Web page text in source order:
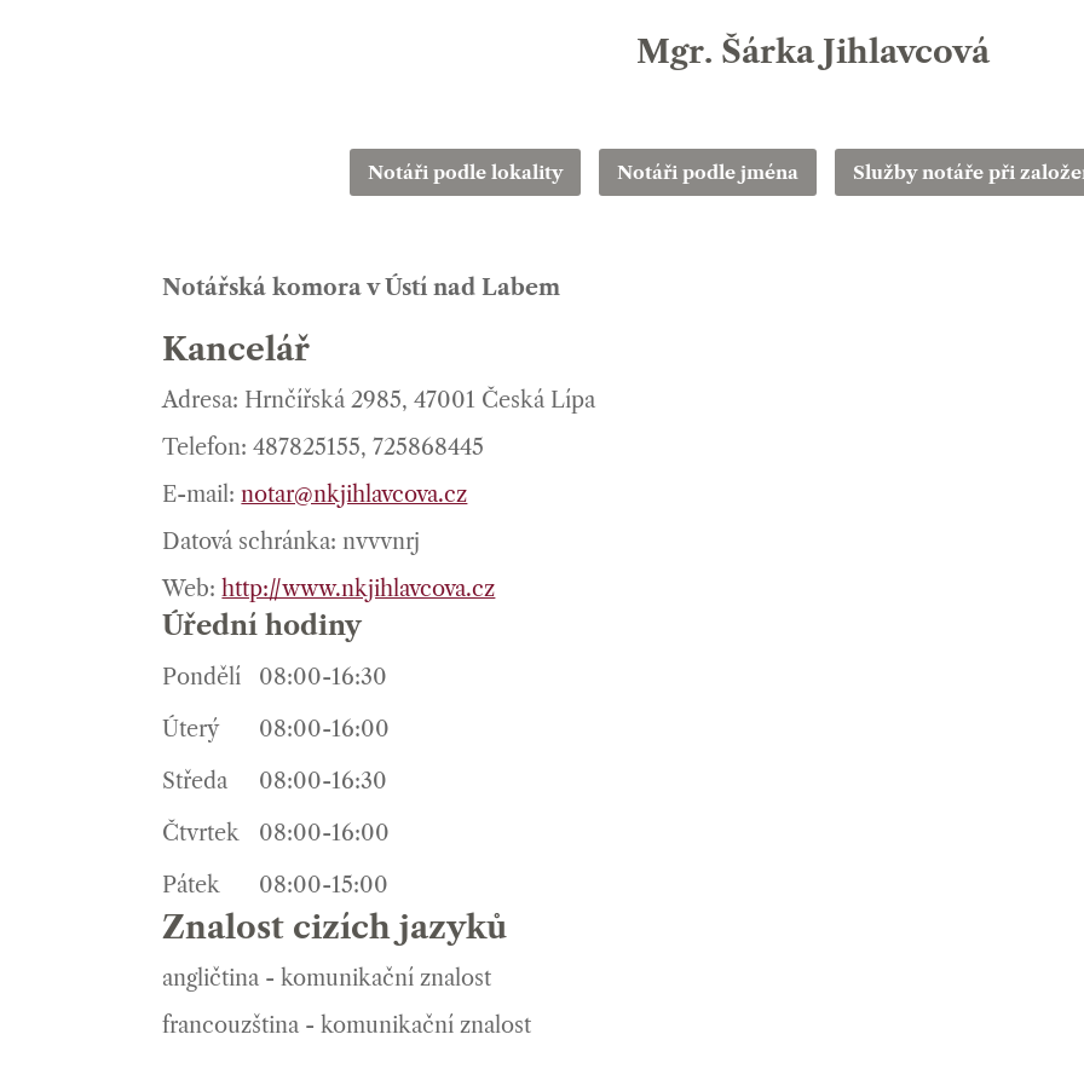
Mgr. Šárka Jihlavcová
Notáři podle lokality Notáři podle jména Služby notáře při
Notářská komora v Ústí nad Labem
Kancelář
Adresa: Hrnčířská 2985, 47001 Česká Lípa
Telefon: 487825155, 725868445
E-mail:notar@nkjihlavcova.cz
Datová schránka: nvvvnrj
Web:http://www.nkjihlavcova.cz
Úřední hodiny
Pondělí
08:00-16:30
Úterý
08:00-16:00
Středa
08:00-16:30
Čtvrtek
08:00-16:00
Pátek
08:00-15:00
Znalost cizích jazyků
angličtina - komunikační znalost
francouzština - komunikační znalost